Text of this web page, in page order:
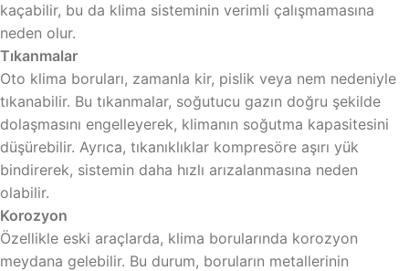
kaçabilir, bu da klima sisteminin verimli çalışmamasına
neden olur.
Tıkanmalar
Oto klima boruları, zamanla kir, pislik veya nem nedeniyle
tıkanabilir. Bu tıkanmalar, soğutucu gazın doğru şekilde
dolaşmasını engelleyerek, klimanın soğutma kapasitesini
düşürebilir. Ayrıca, tıkanıklıklar kompresöre aşırı yük
bindirerek, sistemin daha hızlı arızalanmasına neden
olabilir.
Korozyon
Özellikle eski araçlarda, klima borularında korozyon
meydana gelebilir. Bu durum, boruların metallerinin